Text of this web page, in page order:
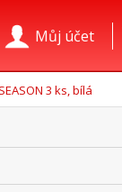
Můj účet
3 ks, bílá